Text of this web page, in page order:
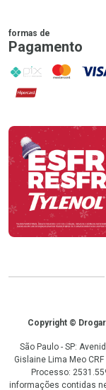
formas de
Pagamento
PIX MasterCard
VISA
Hipercard
Promoção
CopyrightCopyright ©
São Paulo - SP:
Gislaine Lima Meo
Processo:
informações contidas